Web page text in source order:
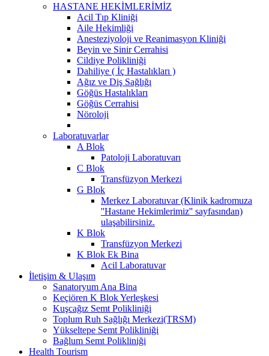
HASTANE HEKİMLERİMİZ
Acil Tıp Kliniği
Aile Hekimliği
Anesteziyoloji ve Reanimasyon Kliniği
Beyin ve Sinir Cerrahisi
Cildiye Polikliniği
Dahiliye ( İç Hastalıkları )
Ağız ve Diş Sağlığı
Göğüs Hastalıkları
Göğüs Cerrahisi
Nöroloji
Laboratuvarlar
A Blok
Patoloji Laboratuvarı
C Blok
Transfüzyon Merkezi
G Blok
Merkez Laboratuvar (Klinik kadromuza
''Hastane Hekimlerimiz'' sayfasından)
ulaşabilirsiniz.
K Blok
Transfüzyon Merkezi
K Blok Ek Bina
Acil Laboratuvar
İletişim & Ulaşım
Sanatoryum Ana Bina
Keçiören K Blok Yerleşkesi
Kuşcağız Semt Polikliniği
Toplum Ruh Sağlığı Merkezi(TRSM)
Yükseltepe Semt Polikliniği
Bağlum Semt Polikliniği
Health Tourism